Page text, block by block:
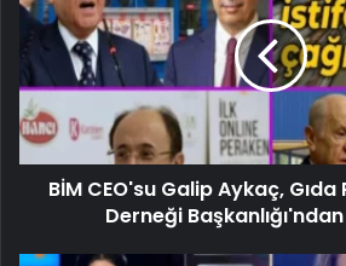
BİM CEO'su Galip Aykaç,
Derneği